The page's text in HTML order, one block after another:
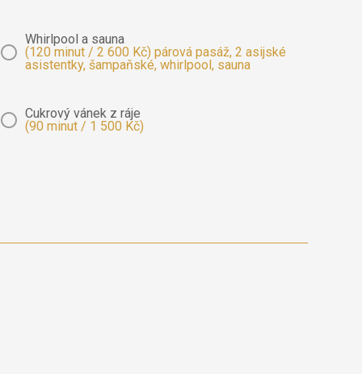
Whirlpool a sauna
(120 minut / 2 600 Kč) párová pasáž, 2 asijské
asistentky, šampaňské, whirlpool, sauna
Cukrový vánek z ráje
(90 minut / 1 500 Kč)